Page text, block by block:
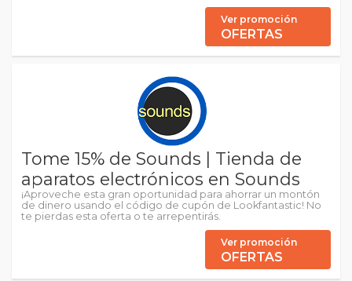
Ver promoción
OFERTAS
Tome 15% de Sounds | Tienda de
aparatos electrónicos en Sounds
¡Aproveche esta gran oportunidad para ahorrar un montón
de dinero usando el código de cupón de Lookfantastic! No
te pierdas esta oferta o te arrepentirás.
Ver promoción
OFERTAS